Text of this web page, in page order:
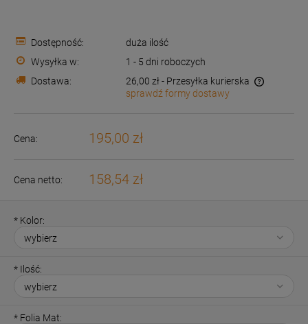
Dostępność:
duża ilość
Wysyłka w:
1 - 5 dni roboczych
Dostawa:
26,00 zł- Przesyłka kurierska
Cena nie zawiera ewentualnych kosztów płatności
sprawdź formy dostawy
Cena: 195,00 zł
Cena netto: 158,54 zł
* Kolor:
* Ilość:
* Folia Mat: